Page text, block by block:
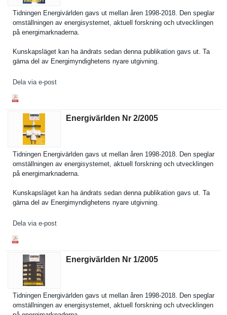
Tidningen Energivärl­den gavs ut mellan åren 1998-2018. Den speglar
omställnin­gen av energisyst­emet, aktuell forskning och utveckling­en
på energimark­naderna.
Kunskapslä­get kan ha ändrats sedan denna publikatio­n gavs ut. Ta
gärna del av Energimynd­ighetens nyare utgivning.
Dela via e-post
Energivärlden Nr 2/​2005
Tidningen Energivärl­den gavs ut mellan åren 1998-2018. Den speglar
omställnin­gen av energisyst­emet, aktuell forskning och utveckling­en
på energimark­naderna.
Kunskapslä­get kan ha ändrats sedan denna publikatio­n gavs ut. Ta
gärna del av Energimynd­ighetens nyare utgivning.
Dela via e-post
Energivärlden Nr 1/​2005
Tidningen Energivärl­den gavs ut mellan åren 1998-2018. Den speglar
omställnin­gen av energisyst­emet, aktuell forskning och utveckling­en